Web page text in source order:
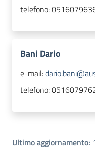
telefono:
Bani Dario
e-mail:
telefono:
Ultimo aggiornamento: